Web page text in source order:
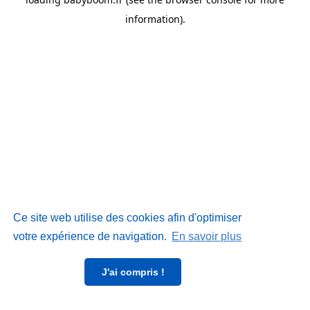
Ce site web utilise des cookies afin d'optimiser
votre expérience de navigation. En savoir plus
J'ai compris !
information).